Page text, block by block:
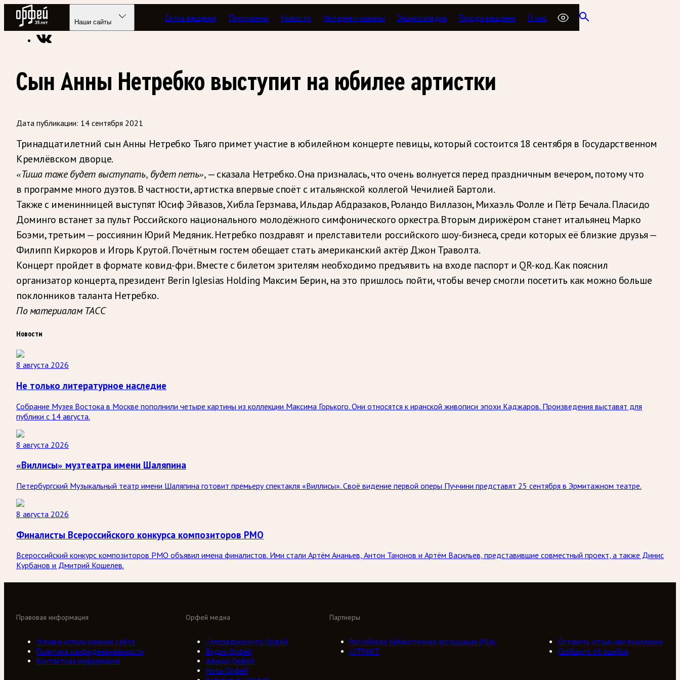
Радио Орфей
Наши сайты Сетка вещания Программы Новости Интернет-каналы Энциклопедия Города вещания О нас
Радио классической музыки «Орфей» Новости
Сын Анны Нетребко выступит на юбилее артистки
Дата публикации: 14 сентября 2021
Тринадцатилетний сын Анны Нетребко Тьяго примет участие в юбилейном концерте певицы, который состоится 18 сентября в Государственном
Кремлёвском дворце.
«Тиша тоже будет выступать, будет петь», — сказала Нетребко. Она призналась, что очень волнуется перед праздничным вечером, потому что
в программе много дуэтов. В частности, артистка впервые споёт с итальянской коллегой Чечилией Бартоли.
Также с именинницей выступят Юсиф Эйвазов, Хибла Герзмава, Ильдар Абдразаков, Роландо Виллазон, Михаэль Фолле и Пётр Бечала. Пласидо
Доминго встанет за пульт Российского национального молодёжного симфонического оркестра. Вторым дирижёром станет итальянец Марко
Боэми, третьим — россиянин Юрий Медяник. Нетребко поздравят и прелставители российского шоу-бизнеса, среди которых её близкие друзья —
Филипп Киркоров и Игорь Крутой. Почётным гостем обещает стать американский актёр Джон Траволта.
Концерт пройдет в формате ковид-фри. Вместе с билетом зрителям необходимо предъявить на входе паспорт и QR-код. Как пояснил
организатор концерта, президент Berin Iglesias Holding Максим Берин, на это пришлось пойти, чтобы вечер смогли посетить как можно больше
поклонников таланта Нетребко.
По материалам ТАСС
Новости
8 августа 2026
Не только литературное наследие
Собрание Музея Востока в Москве пополнили четыре картины из коллекции Максима Горького. Они относятся к иранской живописи эпохи Каджаров. Произведения выставят для
публики с 14 августа.
8 августа 2026
«Виллисы» музтеатра имени Шаляпина
Петербургский Музыкальный театр имени Шаляпина готовит премьеру спектакля «Виллисы». Своё видение первой оперы Пуччини представят 25 сентября в Эрмитажном театре.
8 августа 2026
Финалисты Всероссийского конкурса композиторов РМО
Всероссийский конкурс композиторов РМО объявил имена финалистов. Ими стали Артём Ананьев, Антон Танонов и Артём Васильев, представившие совместный проект, а также Динис
Курбанов и Дмитрий Кошелев.
Орфей медиа
Телерадиоцентр Орфей
Видео Орфей
Афиша Орфей
Ноты Орфей
Партнеры
Российская библиотечная ассоциация (РБА)
///ТРАКТ
Правовая информация
Условия использования сайта
Политика конфиденциальности
Контактная информация
Оставить отзыв или пожелание
Сообщить об ошибке